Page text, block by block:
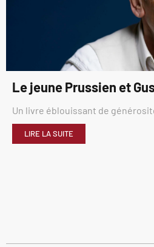
Le jeune Prussien et
Un livre éblouissant de
LIRE LA SUITE